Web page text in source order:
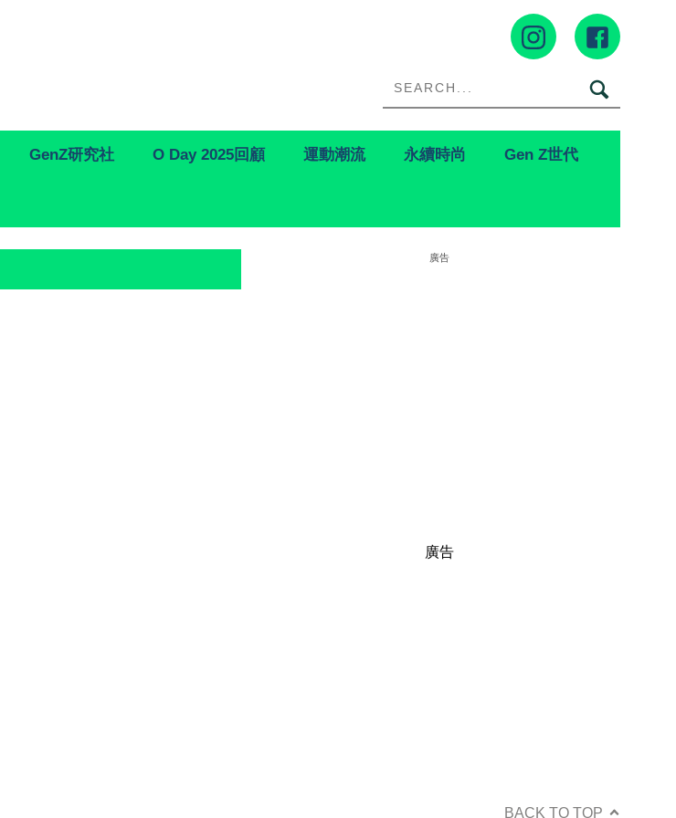
GenZ研究社 O Day 2025回顧 運動潮流 永續時尚 Gen Z世代
廣告
廣告
BACK TO TOP